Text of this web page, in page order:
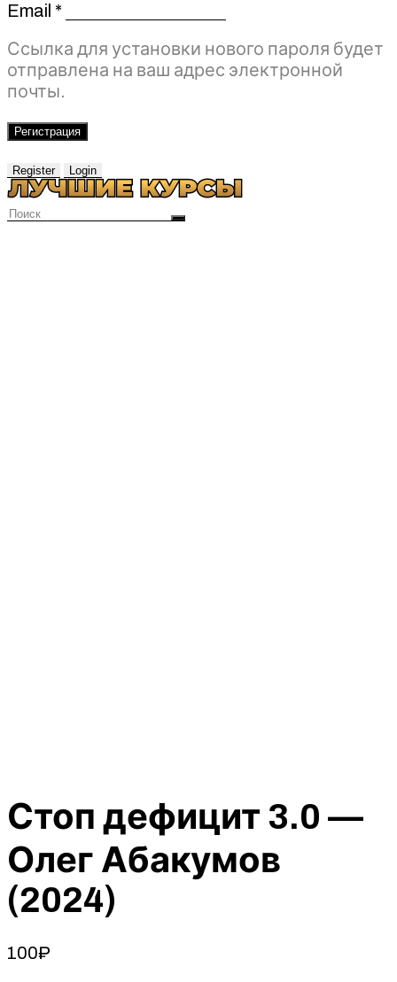
Email *Обязательно
Ссылка для установки нового пароля будет
отправлена ​​на ваш адрес электронной
почты.
Регистрация
Register Login
Стоп дефицит 3.0 —
Олег Абакумов
(2024)
100₽